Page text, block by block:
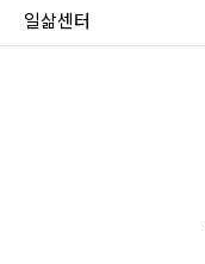
일삶센터